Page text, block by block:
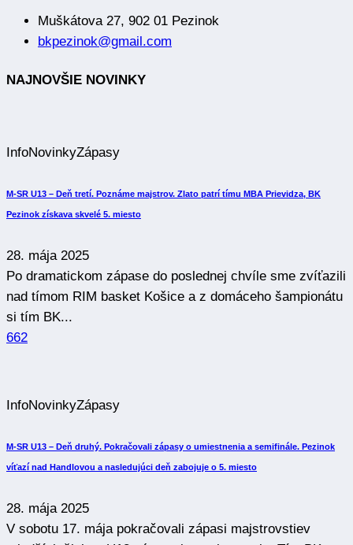
Muškátova 27, 902 01 Pezinok
bkpezinok@gmail.com
NAJNOVŠIE NOVINKY
InfoNovinkyZápasy
M-SR U13 – Deň tretí. Poznáme majstrov. Zlato patrí tímu MBA Prievidza, BK
Pezinok získava skvelé 5. miesto
28. mája 2025
Po dramatickom zápase do poslednej chvíle sme zvíťazili
nad tímom RIM basket Košice a z domáceho šampionátu
si tím BK...
662
InfoNovinkyZápasy
M-SR U13 – Deň druhý. Pokračovali zápasy o umiestnenia a semifinále. Pezinok
víťazí nad Handlovou a nasledujúci deň zabojuje o 5. miesto
28. mája 2025
V sobotu 17. mája pokračovali zápasi majstrovstiev